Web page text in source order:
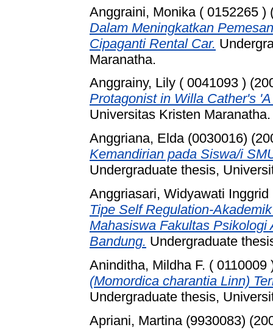
Anggraini, Monika ( 0152265 )
Dalam Meningkatkan
Cipaganti Rental Car.
Maranatha.
Anggrainy, Lily ( 0041093 )
Protagonist in Willa Cather's
Universitas Kristen Maranatha.
Anggriana, Elda (0030016)
Kemandirian pada Siswa/i
Undergraduate thesis,
Anggriasari, Widyawati Inggrid
Tipe Self Regulation-
Mahasiswa Fakultas
Bandung. Undergraduate
Aninditha, Mildha F. ( 0110009
(Momordica charantia Linn)
Undergraduate thesis,
Apriani, Martina (9930083)